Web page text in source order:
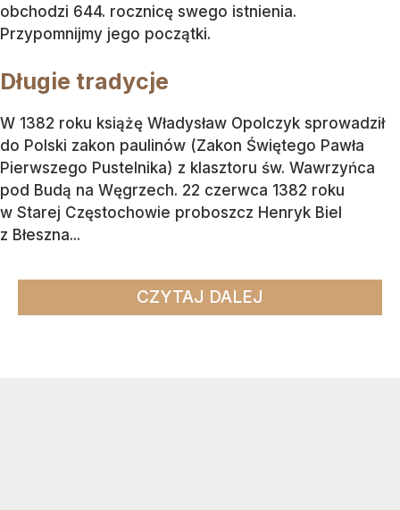
obchodzi 644. rocznicę swego istnienia.
Przypomnijmy jego początki.
Długie tradycje
W 1382 roku książę Władysław Opolczyk sprowadził
do Polski zakon paulinów (Zakon Świętego Pawła
Pierwszego Pustelnika) z klasztoru św. Wawrzyńca
pod Budą na Węgrzech. 22 czerwca 1382 roku
w Starej Częstochowie proboszcz Henryk Biel
z Błeszna...
CZYTAJ DALEJ